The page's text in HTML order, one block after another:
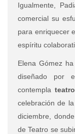
Igualmente,
comercial su
para enriquecer
espíritu
Elena Gómez
diseñado por
contempla teatro
celebración de la
diciembre,
de Teatro se